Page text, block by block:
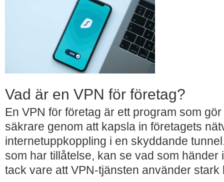
Vad är en VPN för företag?
En VPN för företag är ett program som
säkrare genom att kapsla in företagets
internetuppkoppling i en skyddande
som har tillåtelse, kan se vad som händer
tack vare att VPN-tjänsten använder stark